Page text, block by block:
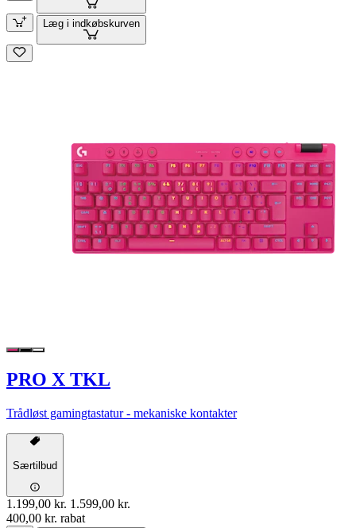
Læg i indkøbskurven
PRO X TKL
Trådløst gamingtastatur - mekaniske kontakter
Særtilbud
1.199,00 kr. 1.599,00 kr.
400,00 kr. rabat